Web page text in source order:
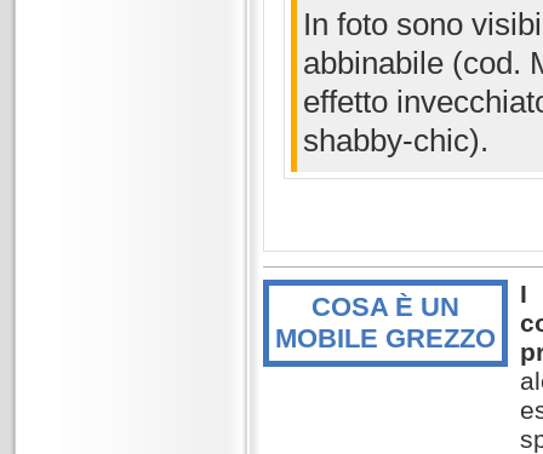
In foto sono
abbinabile (cod.
effetto
shabby-chic).
COSA È UN
MOBILE GREZZO
I